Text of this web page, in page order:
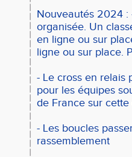
Nouveautés 2024
organisée. Un
en ligne ou sur
ligne ou sur place.
- Le cross en relais
pour les équipes
de France sur
- Les boucles
rassemblement